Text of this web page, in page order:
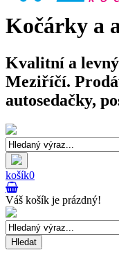
Kočárky a
Kvalitní a levný
Meziříčí.
autosedačky,
košík0
Váš košík je prázdný!
Hledat